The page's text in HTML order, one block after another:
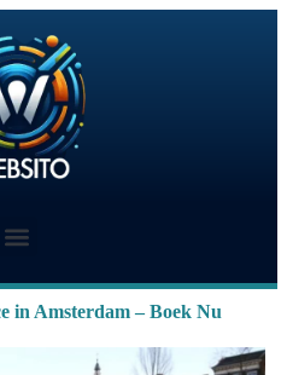
in Amsterdam – Boek Nu